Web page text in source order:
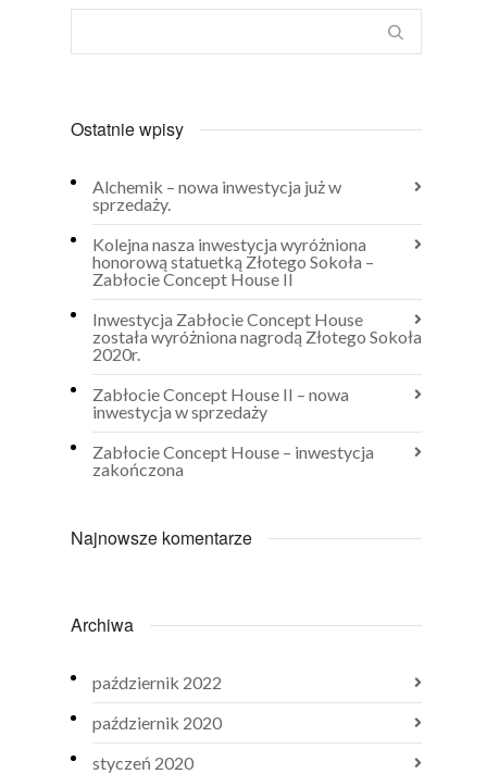
Ostatnie wpisy
Alchemik – nowa inwestycja już w
sprzedaży.
Kolejna nasza inwestycja wyróżniona
honorową statuetką Złotego Sokoła –
Zabłocie Concept House II
Inwestycja Zabłocie Concept House
została wyróżniona nagrodą Złotego Sokoła
2020r.
Zabłocie Concept House II – nowa
inwestycja w sprzedaży
Zabłocie Concept House – inwestycja
zakończona
Najnowsze komentarze
Archiwa
październik 2022
październik 2020
styczeń 2020